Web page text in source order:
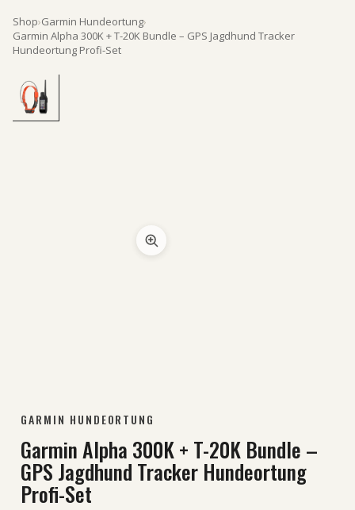
Shop›Garmin Hundeortung›
Garmin Alpha 300K + T-20K Bundle – GPS Jagdhund Tracker
Hundeortung Profi-Set
GARMIN HUNDEORTUNG
Garmin Alpha 300K + T-20K Bundle –
GPS Jagdhund Tracker Hundeortung
Profi-Set